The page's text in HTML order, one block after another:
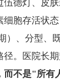
德灯、皮肤
细胞存活状
）、分型、
。医院长期
而不是"所有